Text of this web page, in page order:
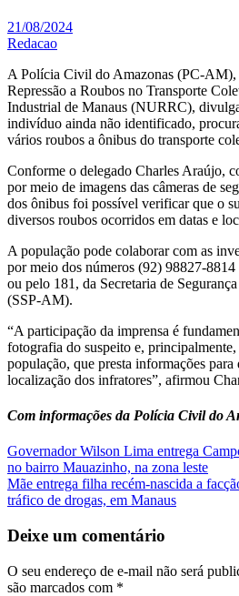
21/08/2024
Redacao
A Polícia Civil do Amazonas (PC-
Repressão a Roubos no Transporte
Industrial de Manaus (NURRC),
indivíduo ainda não identificado,
vários roubos a ônibus do transporte
Conforme o delegado Charles Araújo,
por meio de imagens das câmeras de
dos ônibus foi possível verificar que o
diversos roubos ocorridos em datas e
A população pode colaborar com as
por meio dos números (92) 98827-
ou pelo 181, da Secretaria de
(SSP-AM).
“A participação da imprensa é
fotografia do suspeito e, principalmente,
população, que presta informações para
localização dos infratores”, afirmou
Com informações da Polícia Civil do
Navegação
de
Post
Governador Wilson Lima entrega
no bairro Mauazinho, na zona leste
Mãe entrega filha recém-nascida a
tráfico de drogas, em Manaus
Deixe um comentário
O seu endereço de e-mail não será
são marcados com *